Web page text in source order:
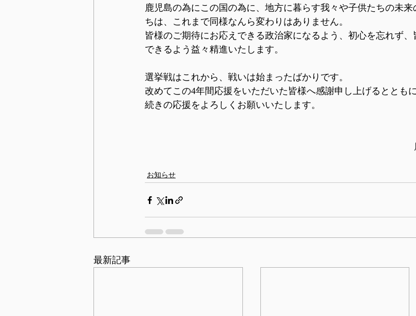
鹿児島の為にこの国の為に、地方に暮らす我々や子供たちの未
ちは、これまで同様なんら変わりはありません。
皆様のご期待にお応えできる政治家になるよう、初心を忘れず
できるよう益々精進いたします。
選挙戦はこれから、戦いは始まったばかりです。
改めてこの4年間応援をいただいた皆様へ感謝申し上げるととも
続きの応援をよろしくお願いいたします。
自由民
支部長　保
お知らせ
最新記事